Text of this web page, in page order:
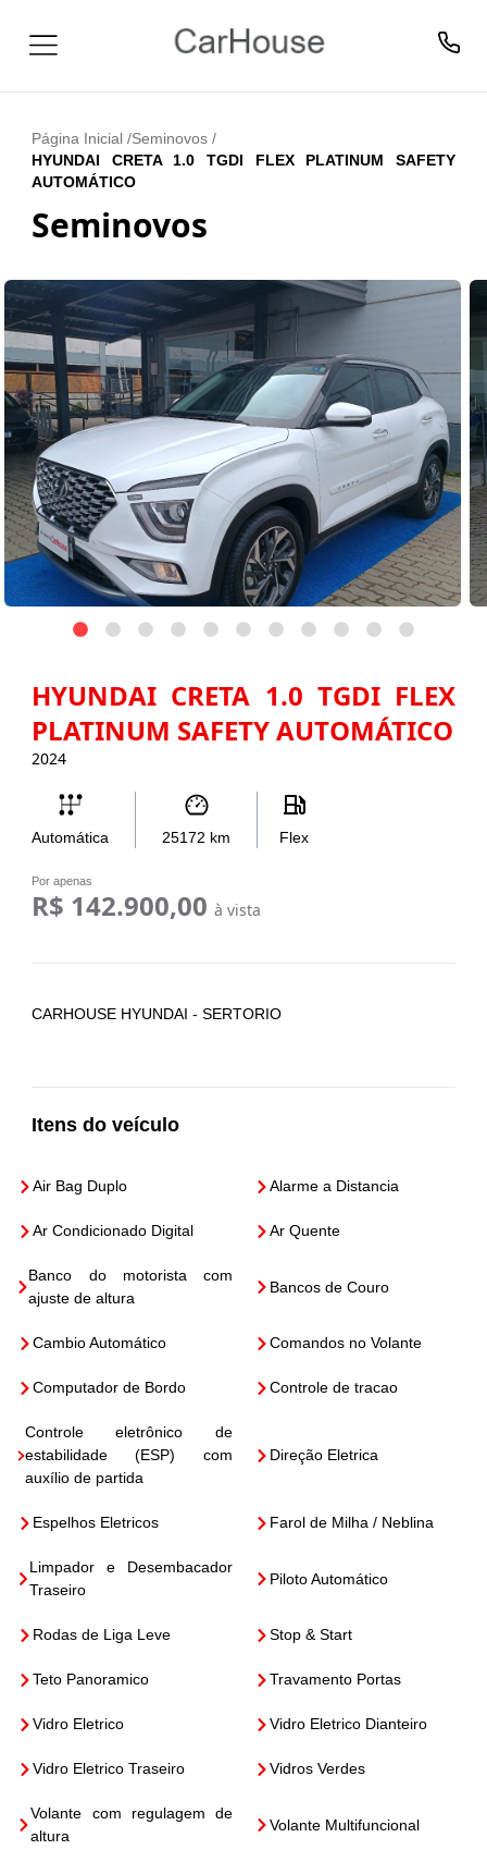
Página Inicial /Seminovos /
HYUNDAI CRETA 1.0 TGDI FLEX PLATINUM SAFETY
AUTOMÁTICO
Seminovos
HYUNDAI CRETA 1.0 TGDI FLEX
PLATINUM SAFETY AUTOMÁTICO
2024
Automática 25172 km Flex
Por apenas
R$ 142.900,00 à vista
CARHOUSE HYUNDAI - SERTORIO
Itens do veículo
Air Bag Duplo Alarme a Distancia
Ar Condicionado Digital Ar Quente
Banco do motorista com
ajuste de altura
Bancos de Couro
Cambio Automático Comandos no Volante
Computador de Bordo Controle de tracao
Controle eletrônico de
estabilidade (ESP) com
auxílio de partida
Direção Eletrica
Espelhos Eletricos Farol de Milha / Neblina
Limpador e Desembacador
Traseiro
Piloto Automático
Rodas de Liga Leve Stop & Start
Teto Panoramico Travamento Portas
Vidro Eletrico Vidro Eletrico Dianteiro
Vidro Eletrico Traseiro Vidros Verdes
Volante com regulagem de
altura
Volante Multifuncional